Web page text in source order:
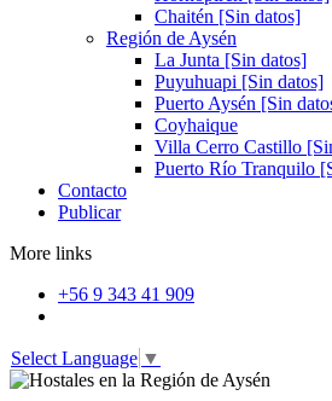
Chaitén [Sin datos]
Región de Aysén
La Junta [Sin datos]
Puyuhuapi [Sin datos]
Puerto Aysén [Sin
Coyhaique
Villa Cerro Castillo
Puerto Río Tranquilo
Contacto
Publicar
More links
+56 9 343 41 909
Select Language ▼